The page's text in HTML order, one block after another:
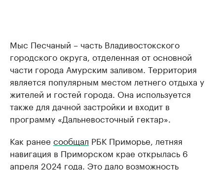
Мыс Песчаный – часть Владивостокского
городского округа, отделенная от основной
части города Амурским заливом. Территория
является популярным местом летнего отдыха у
жителей и гостей города. Она используется
также для дачной застройки и входит в
программу «Дальневосточный гектар».
Как ранее сообщал РБК Приморье, летняя
навигация в Приморском крае открылась 6
апреля 2024 года. Это дало возможность